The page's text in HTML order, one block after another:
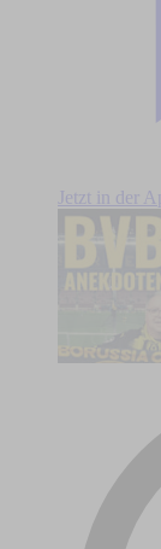
Jetzt in der